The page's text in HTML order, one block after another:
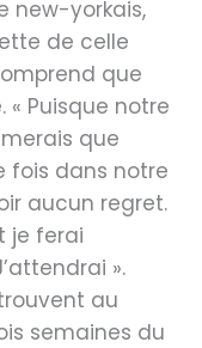
new-yorkais,
de celle
que
« Puisque notre
que
fois dans notre
aucun regret.
je ferai
».
au
semaines du